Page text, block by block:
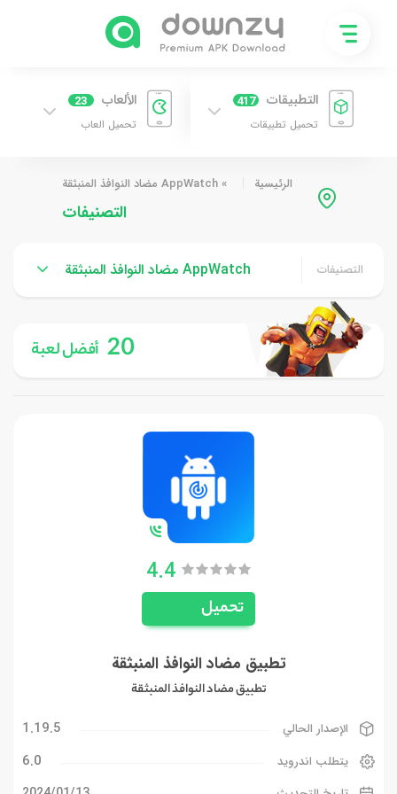
التطبيقات 417
تحميل تطبيقات
الألعاب 23
تحميل العاب
الرئيسية »AppWatch مضاد النوافذ المنبثقة
التصنيفات
التصنيفات AppWatch مضاد النوافذ المنبثقة
20 أفضل لعبة
4.4
تحميل
تطبيق مضاد النوافذ المنبثقة
تطبيق مضاد النوافذ المنبثقة
الإصدار الحالي 1.19.5
يتطلب اندرويد 6.0